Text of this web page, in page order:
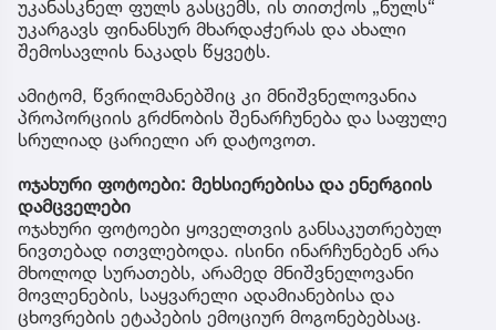
უკანასკნელ ფულს გასცემს, ის თითქოს „ნულს“
უკარგავს ფინანსურ მხარდაჭერას და ახალი
შემოსავლის ნაკადს წყვეტს.
ამიტომ, წვრილმანებშიც კი მნიშვნელოვანია
პროპორციის გრძნობის შენარჩუნება და საფულე
სრულიად ცარიელი არ დატოვოთ.
ოჯახური ფოტოები: მეხსიერებისა და ენერგიის
დამცველები
ოჯახური ფოტოები ყოველთვის განსაკუთრებულ
ნივთებად ითვლებოდა. ისინი ინარჩუნებენ არა
მხოლოდ სურათებს, არამედ მნიშვნელოვანი
მოვლენების, საყვარელი ადამიანებისა და
ცხოვრების ეტაპების ემოციურ მოგონებებსაც.